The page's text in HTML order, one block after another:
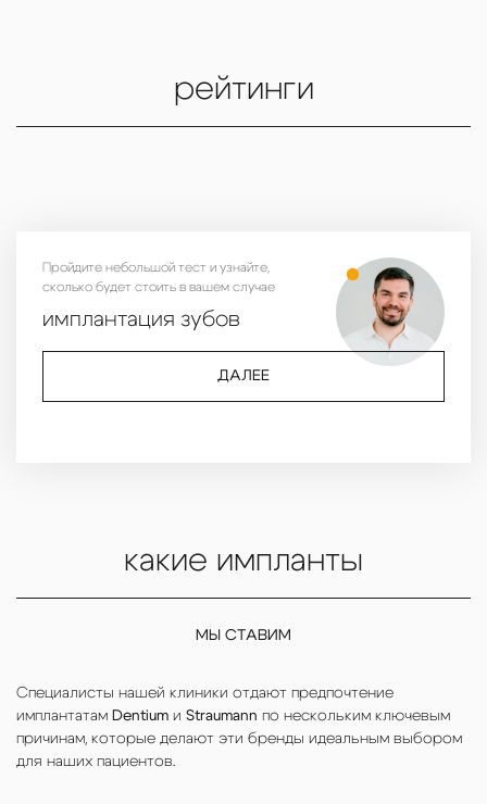
рейтинги
Пройдите небольшой тест и узнайте,
сколько будет стоить в вашем случае
имплантация зубов
ДАЛЕЕ
какие импланты
МЫ СТАВИМ
Специалисты нашей клиники отдают предпочтение
имплантатам Dentium и Straumann по нескольким ключевым
причинам, которые делают эти бренды идеальным выбором
для наших пациентов.